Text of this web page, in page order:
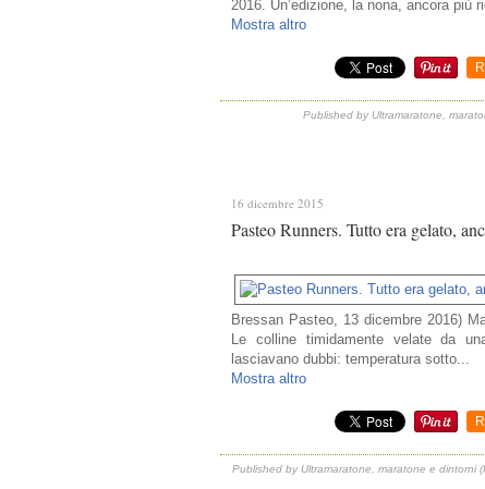
2016. Un’edizione, la nona, ancora più
Mostra altro
Published by Ultramaratone,
16 dicembre 2015
Pasteo Runners. Tutto era gelato,
Bressan Pasteo, 13 dicembre 2016)
Le colline timidamente velate da
lasciavano dubbi: temperatura sotto...
Mostra altro
Published by Ultramaratone, maratone e dintorni